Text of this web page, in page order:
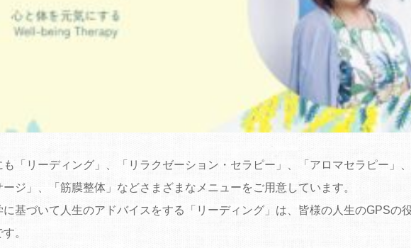
も 「リーディング」 、「リラクゼーション・セラピー」、「 アロマセラピー」
ジ」、「筋膜整体」 などさまざまなメニューをご用意しています。
に基づいて人生のアドバイスをする「リーディング」は、皆様の人生のGPSの
。